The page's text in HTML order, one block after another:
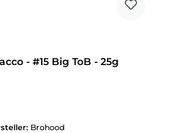
- #15 Big ToB - 25g
Brohood